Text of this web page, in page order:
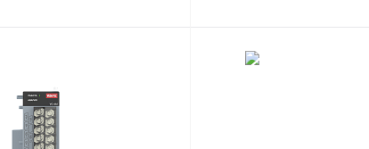
Сравнение
Под заказ